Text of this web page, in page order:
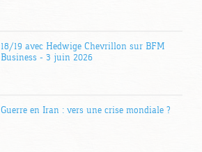
18/19 avec Hedwige Chevrillon sur BFM
Business – 3 juin 2026
Guerre en Iran : vers une crise mondiale ?